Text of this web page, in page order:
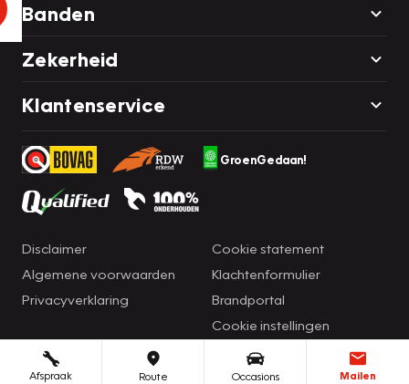
Afspraak Route Occasions Mailen
Banden
Zekerheid
Klantenservice
GroenGedaan!
Disclaimer
Algemene voorwaarden
Privacyverklaring
Cookie statement
Klachtenformulier
Brandportal
Cookie instellingen